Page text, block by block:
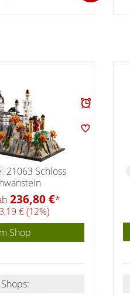
21063 Schloss
236,80 €*
€ (12%)
Shop